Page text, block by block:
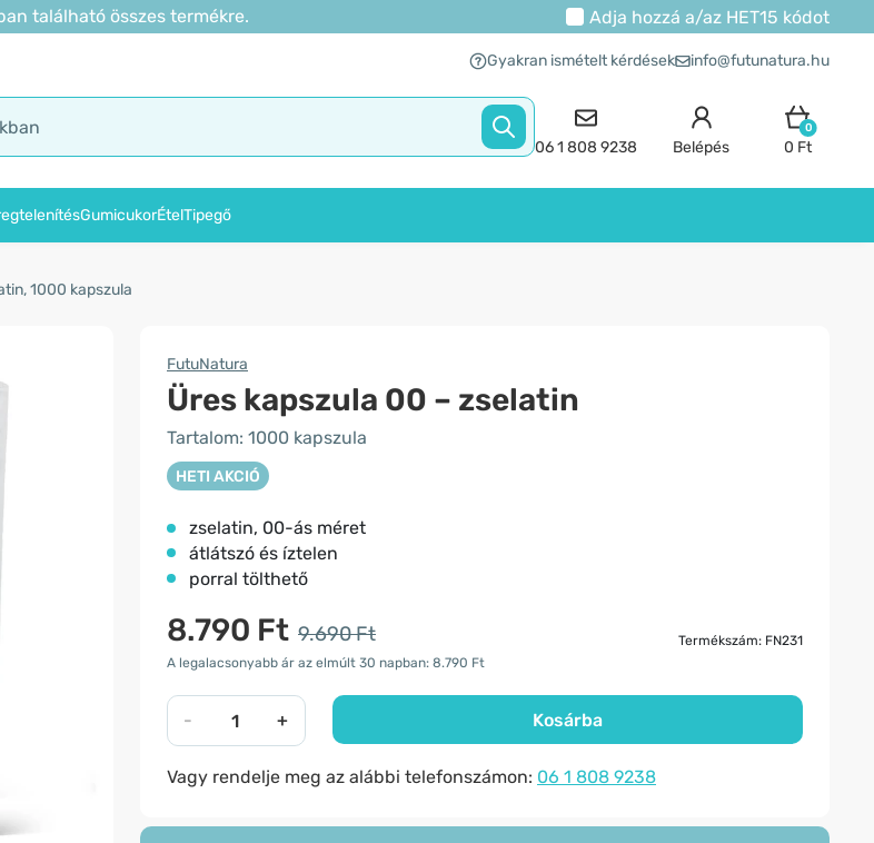
található összes termékre. Adja hozzá a/az HET15 kódot
Gyakran ismételt kérdések info@futunatura.hu
06 1 808 9238 Belépés
0
0 Ft
GumicukorÉtelTipegő
1000 kapszula
FutuNatura
Üres kapszula 00 – zselatin
Tartalom: 1000 kapszula
HETI AKCIÓ
zselatin, 00-ás méret
átlátszó és íztelen
porral tölthető
8.790 Ft 9.690 Ft
Termékszám: FN231
A legalacsonyabb ár az elmúlt 30 napban: 8.790 Ft
- + Kosárba
Vagy rendelje meg az alábbi telefonszámon: 06 1 808 9238